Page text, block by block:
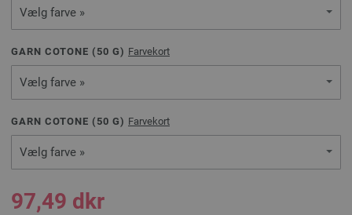
Vælg farve »
GARN COTONE ( 50 G) Farvekort
Vælg farve »
GARN COTONE ( 50 G) Farvekort
Vælg farve »
97,49 dkr